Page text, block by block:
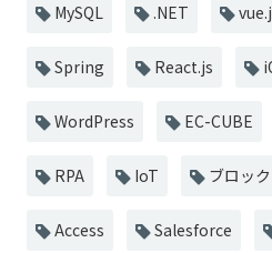
MySQL .NET
Spring React.js
WordPress EC-CUBE
RPA IoT ブロッ
Access Salesforce